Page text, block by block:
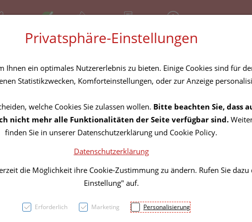
Offen Über uns Rezept-Anfrage
75,– EUR
Privatsphäre-Einstellungen
Ihnen ein optimales Nutzererlebnis zu bieten. Einige Cookies sind für
Statistikzwecken, Komforteinstellungen, oder zur Anzeige
welche Cookies Sie zulassen wollen. Bitte beachten Sie, dass
nicht mehr alle Funktionalitäten der Seite verfügbar sind.
finden Sie in unserer Datenschutzerklärung und Cookie Policy.
Datenschutzerklärung
die Möglichkeit ihre Cookie-Zustimmung zu ändern. Rufen Sie dazu
Einstellung" auf.
Erforderlich Marketing Personalisierung